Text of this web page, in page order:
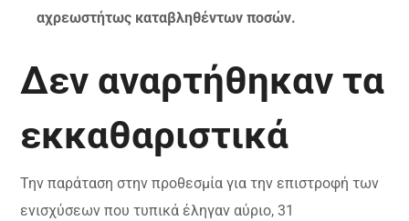
αχρεωστήτως καταβληθέντων ποσών.
Δεν αναρτήθηκαν τα
εκκαθαριστικά
Την παράταση στην προθεσμία για την επιστροφή των
ενισχύσεων που τυπικά έληγαν αύριο, 31